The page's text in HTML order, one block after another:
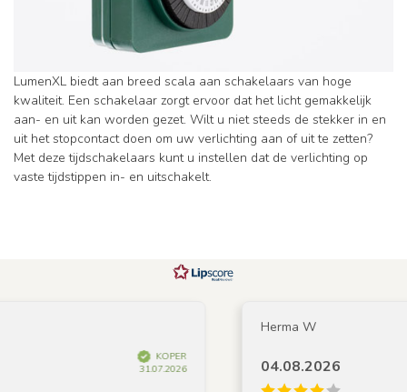
LumenXL biedt aan breed scala aan schakelaars van hoge
kwaliteit. Een schakelaar zorgt ervoor dat het licht gemakkelijk
aan- en uit kan worden gezet. Wilt u niet steeds de stekker in en
uit het stopcontact doen om uw verlichting aan of uit te zetten?
Met deze tijdschakelaars kunt u instellen dat de verlichting op
vaste tijdstippen in- en uitschakelt.
KOPER
31.07.2026
Herma W
04.08.2026